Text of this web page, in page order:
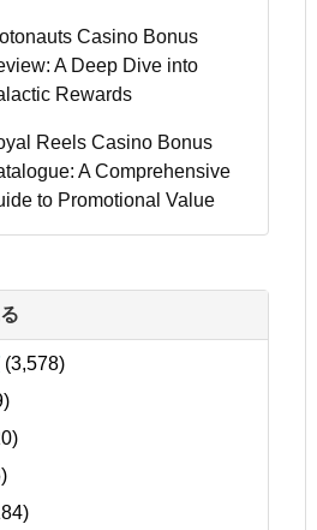
Casino Bonus
A Deep Dive into
Rewards
Reels Casino Bonus
A Comprehensive
to Promotional Value
(3,578)